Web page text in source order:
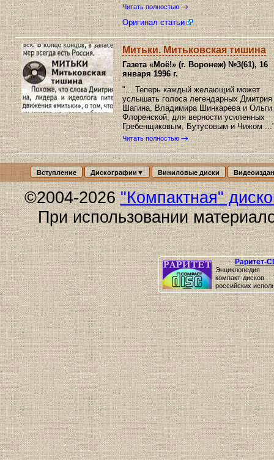
Читать полностью
Оригинал статьи
Митьки. Митьковская тишина
Газета «Моё!» (г. Воронеж)№3(61), 16
января 1996 г.
"... Теперь каждый желающий может
услышать голоса легендарных Дмитрия
Шагина, Владимира Шинкарева и Ольги
Флоренской, для верности усиленных
Гребенщиковым, Бутусовым и Чижом
Читать полностью
Вступление Дискографии▼ Виниловые диски
©2004-2026"Компактная"
При использовании
Раритет-
Энциклопедия
компакт-дисков
российских